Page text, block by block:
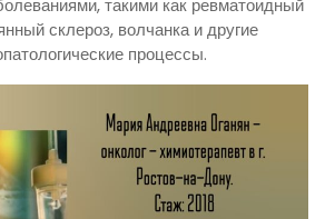
склероз, волчанка и другие
процессы.